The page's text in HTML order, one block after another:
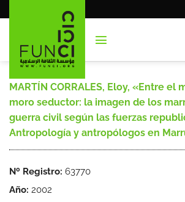
al
MARTÍN CORRALES, Eloy, «Entre el
moro seductor: la imagen de los
guerra civil según las fuerzas
Antropología y antropólogos en
Nº Registro: 63770
Año: 2002